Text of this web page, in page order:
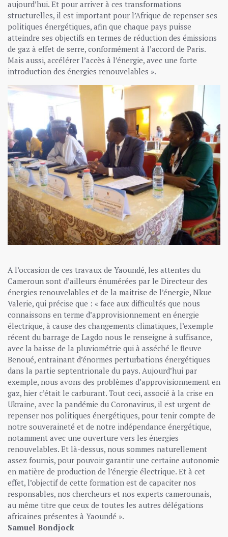
aujourd’hui. Et pour arriver à ces transformations
structurelles, il est important pour l’Afrique de repenser ses
politiques énergétiques, afin que chaque pays puisse
atteindre ses objectifs en termes de réduction des émissions
de gaz à effet de serre, conformément à l’accord de Paris.
Mais aussi, accélérer l’accès à l’énergie, avec une forte
introduction des énergies renouvelables ».
A l’occasion de ces travaux de Yaoundé, les attentes du
Cameroun sont d’ailleurs énumérées par le Directeur des
énergies renouvelables et de la maitrise de l’énergie, Nkue
Valerie, qui précise que : « face aux difficultés que nous
connaissons en terme d’approvisionnement en énergie
électrique, à cause des changements climatiques, l’exemple
récent du barrage de Lagdo nous le renseigne à suffisance,
avec la baisse de la pluviométrie qui à asséché le fleuve
Benoué, entrainant d’énormes perturbations énergétiques
dans la partie septentrionale du pays. Aujourd’hui par
exemple, nous avons des problèmes d’approvisionnement en
gaz, hier c’était le carburant. Tout ceci, associé à la crise en
Ukraine, avec la pandémie du Coronavirus, il est urgent de
repenser nos politiques énergétiques, pour tenir compte de
notre souveraineté et de notre indépendance énergétique,
notamment avec une ouverture vers les énergies
renouvelables. Et là-dessus, nous sommes naturellement
assez fournis, pour pouvoir garantir une certaine autonomie
en matière de production de l’énergie électrique. Et à cet
effet, l’objectif de cette formation est de capaciter nos
responsables, nos chercheurs et nos experts camerounais,
au même titre que ceux de toutes les autres délégations
africaines présentes à Yaoundé ».
Samuel Bondjock